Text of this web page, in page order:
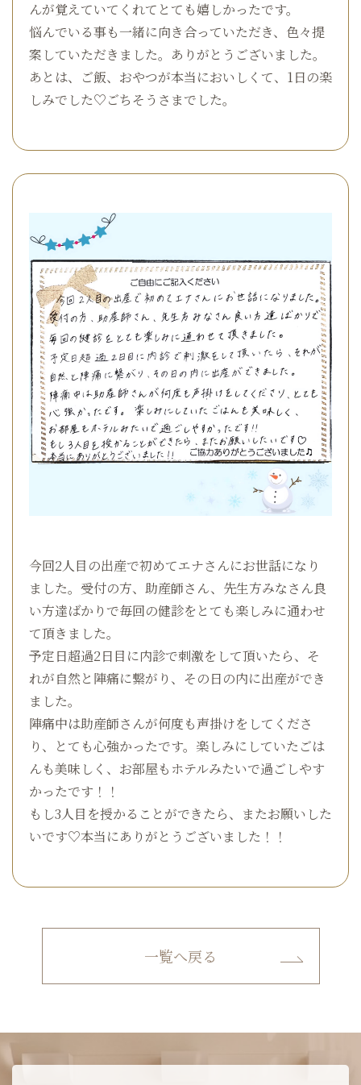
んが覚えていてくれてとても嬉しかったです。
悩んでいる事も一緒に向き合っていただき、色々提
案していただきました。ありがとうございました。
あとは、ご飯、おやつが本当においしくて、1日の楽
しみでした♡ごちそうさまでした。
今回2人目の出産で初めてエナさんにお世話になり
ました。受付の方、助産師さん、先生方みなさん良
い方達ばかりで毎回の健診をとても楽しみに通わせ
て頂きました。
予定日超過2日目に内診で刺激をして頂いたら、そ
れが自然と陣痛に繋がり、その日の内に出産ができ
ました。
陣痛中は助産師さんが何度も声掛けをしてくださ
り、とても心強かったです。楽しみにしていたごは
んも美味しく、お部屋もホテルみたいで過ごしやす
かったです！！
もし3人目を授かることができたら、またお願いした
いです♡本当にありがとうございました！！
一覧へ戻る